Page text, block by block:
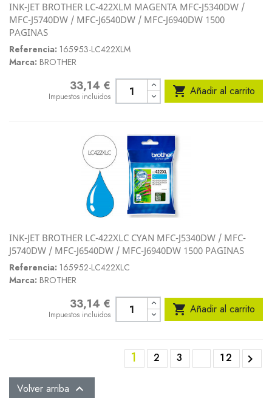
INK-JET BROTHER LC-422XLM MAGENTA MFC-J5340DW /
MFC-J5740DW / MFC-J6540DW / MFC-J6940DW 1500
PAGINAS
Referencia: 165953-LC422XLM
Marca: BROTHER
Precio33,14 €
Impuestos incluidos  Añadir al carrito
INK-JET BROTHER LC-422XLC CYAN MFC-J5340DW / MFC-
J5740DW / MFC-J6540DW / MFC-J6940DW 1500 PAGINAS
Referencia: 165952-LC422XLC
Marca: BROTHER
Precio33,14 €
Impuestos incluidos  Añadir al carrito
1 2 3 12 
Volver arriba 